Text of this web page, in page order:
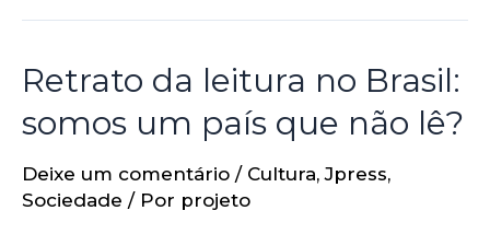
Retrato da leitura no Brasil:
somos um país que não lê?
Deixe um comentário / Cultura,Jpress,
Sociedade / Por projeto